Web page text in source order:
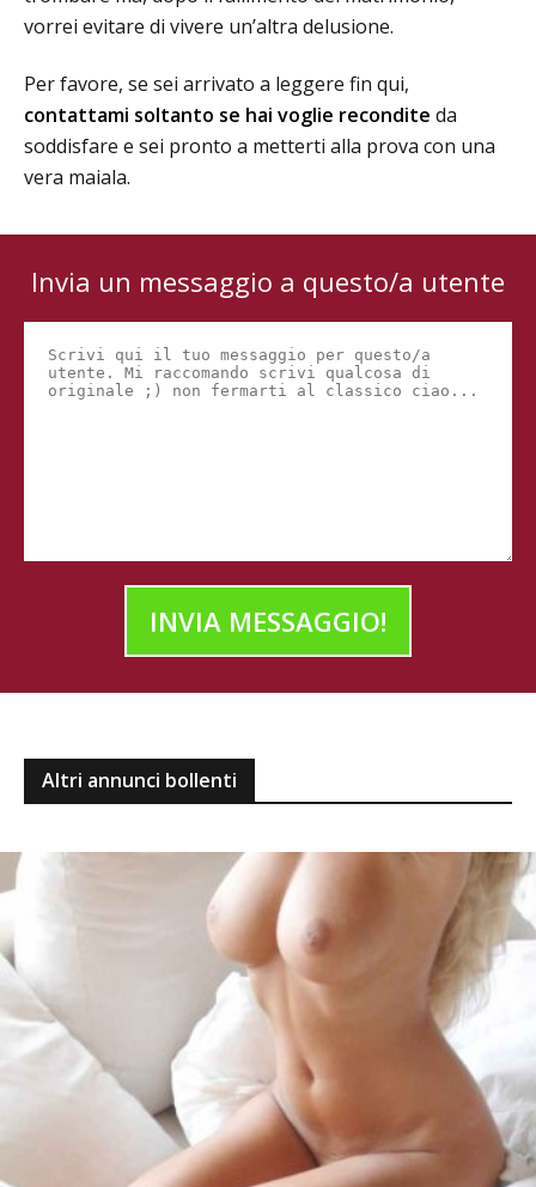
vorrei evitare di vivere un’altra delusione.
Per favore, se sei arrivato a leggere fin qui,
contattami soltanto se hai voglie recondite da
soddisfare e sei pronto a metterti alla prova con una
vera maiala.
Invia un messaggio a questo/a utente
INVIA MESSAGGIO!
Altri annunci bollenti